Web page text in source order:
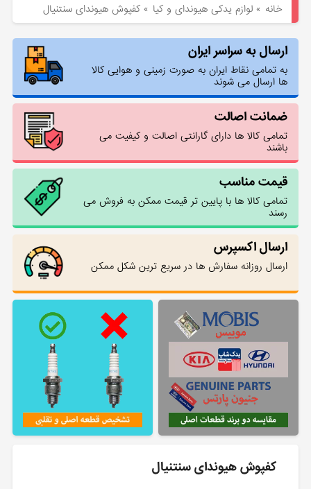
خانه »لوازم یدکی هیوندای و کیا »کفپوش هیوندای سنتنیال
ارسال به سراسر ایران
به تمامی نقاط ایران به صورت زمینی و هوایی کالا
ها ارسال می شوند
ضمانت اصالت
تمامی کالا ها دارای گارانتی اصالت و کیفیت می
باشند
قیمت مناسب
تمامی کالا ها با پایین تر قیمت ممکن به فروش می
رسند
ارسال اکسپرس
ارسال روزانه سفارش ها در سریع ترین شکل ممکن
کفپوش هیوندای سنتنیال